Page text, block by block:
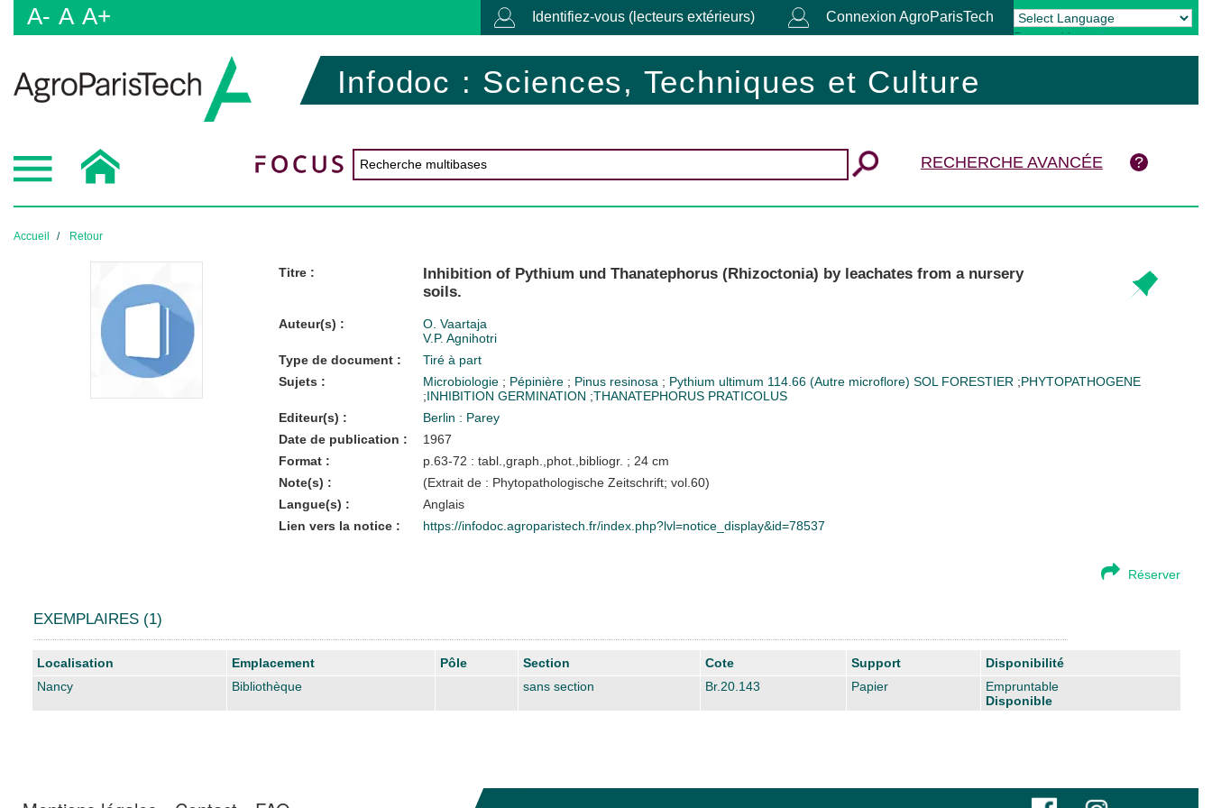
A- A A+ Identifiez-vous (lecteurs extérieurs) Connexion AgroParisTech
Powered by Translate
Infodoc : Sciences, Techniques et Culture
RECHERCHE AVANCÉE
Accueil Retour
Titre :
Inhibition of Pythium und Thanatephorus (Rhizoctonia) by leachates from a nursery
soils.
Auteur(s) :
O. Vaartaja
V.P. Agnihotri
Type de document :
Tiré à part
Sujets :
Microbiologie ; Pépinière ; Pinus resinosa ; Pythium ultimum 114.66 (Autre microflore) SOL FORESTIER ;PHYTOPATHOGENE
;INHIBITION GERMINATION ;THANATEPHORUS PRATICOLUS
Editeur(s) :
Berlin : Parey
Date de publication :
1967
Format :
p.63-72 : tabl.,graph.,phot.,bibliogr. ; 24 cm
Note(s) :
(Extrait de : Phytopathologische Zeitschrift; vol.60)
Langue(s) :
Anglais
Lien vers la notice :
https://infodoc.agroparistech.fr/index.php?lvl=notice_display&id=78537
Réserver
EXEMPLAIRES (1)
Liste des exemplaires
Localisation Emplacement Pôle Section Cote Support
Disponibilité
Nancy
Bibliothèque sans section Br.20.143 Papier
Empruntable
Disponible